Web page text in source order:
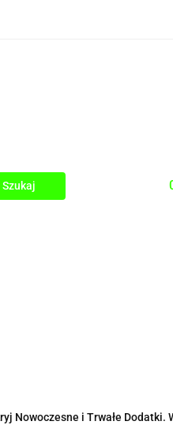
Nowoczesne i Trwałe Dodatki.